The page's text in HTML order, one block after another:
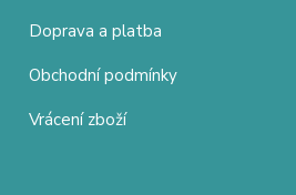
Doprava a platba
Obchodní podmínky
Vrácení zboží